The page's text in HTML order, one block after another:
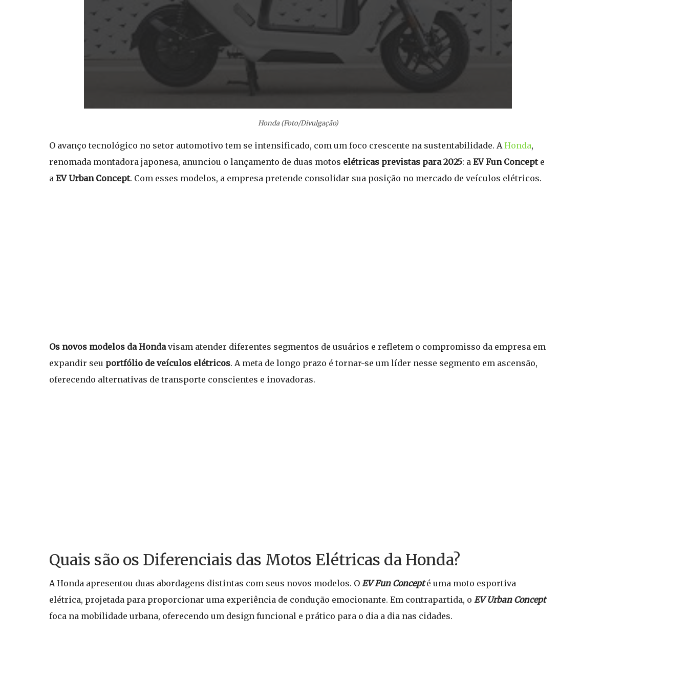
Honda (Foto/Divulgação)
O avanço tecnológico no setor automotivo tem se intensificado, com um foco crescente na sustentabilidade. AHonda,
renomada montadora japonesa, anunciou o lançamento de duas motos elétricas previstas para 2025: a EV Fun Concepte
a EV Urban Concept. Com esses modelos, a empresa pretende consolidar sua posição no mercado de veículos elétricos.
Os novos modelos da Hondavisam atender diferentes segmentos de usuários e refletem o compromisso da empresa em
expandir seu portfólio de veículos elétricos. A meta de longo prazo é tornar-se um líder nesse segmento em ascensão,
oferecendo alternativas de transporte conscientes e inovadoras.
Quais são os Diferenciais das Motos Elétricas da Honda?
A Honda apresentou duas abordagens distintas com seus novos modelos. O EV Fun Concepté uma moto esportiva
elétrica, projetada para proporcionar uma experiência de condução emocionante. Em contrapartida, o EV Urban Concept
foca na mobilidade urbana, oferecendo um design funcional e prático para o dia a dia nas cidades.